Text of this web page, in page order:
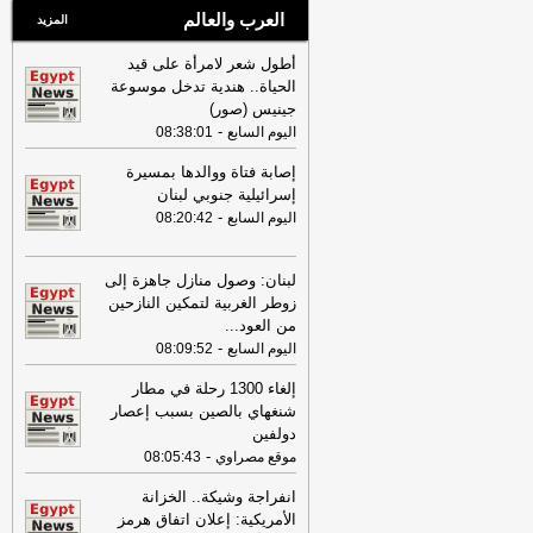
العرب والعالم المزيد
أطول شعر لامرأة على قيد
الحياة.. هندية تدخل موسوعة
جينيس (صور)
اليوم السابع -
08:38:01
إصابة فتاة ووالدها بمسيرة
إسرائيلية جنوبي لبنان
اليوم السابع -
08:20:42
لبنان: وصول منازل جاهزة إلى
زوطر الغربية لتمكين النازحين
من العود...
اليوم السابع -
08:09:52
إلغاء 1300 رحلة في مطار
شنغهاي بالصين بسبب إعصار
دولفين
موقع مصراوي -
08:05:43
انفراجة وشيكة.. الخزانة
الأمريكية: إعلان اتفاق هرمز